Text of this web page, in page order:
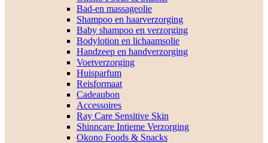
Bad-en massageolie
Shampoo en haarverzorging
Baby shampoo en verzorging
Bodylotion en lichaamsolie
Handzeep en handverzorging
Voetverzorging
Huisparfum
Reisformaat
Cadeaubon
Accessoires
Ray Care Sensitive Skin
Shinncare Intieme Verzorging
Okono Foods & Snacks